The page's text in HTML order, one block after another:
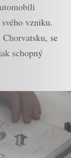
vzniku.
se
schopný